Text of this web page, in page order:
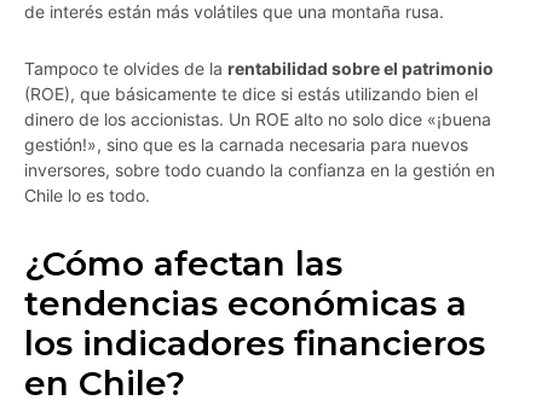
de interés están más volátiles que una montaña rusa.
Tampoco te olvides de la rentabilidad sobre el patrimonio
(ROE), que básicamente te dice si estás utilizando bien el
dinero de los accionistas. Un ROE alto no solo dice «¡buena
gestión!», sino que es la carnada necesaria para nuevos
inversores, sobre todo cuando la confianza en la gestión en
Chile lo es todo.
¿Cómo afectan las
tendencias económicas a
los indicadores financieros
en Chile?